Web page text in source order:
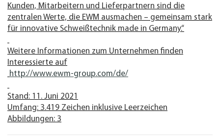
Kunden, Mitarbeitern und Lieferpartnern sind die
zentralen Werte, die EWM ausmachen – gemeinsam stark
für innovative Schweißtechnik made in Germany.“
Weitere Informationen zum Unternehmen finden
Interessierte auf
http://www.ewm-group.com/de/
Stand: 11. Juni 2021
Umfang: 3.419 Zeichen inklusive Leerzeichen
Abbildungen: 3